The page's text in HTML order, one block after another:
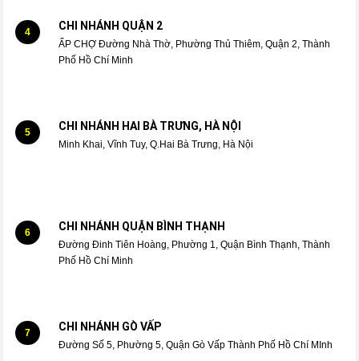
4 CHI NHÁNH QUẬN 2
ẤP CHỢ Đường Nhà Thờ, Phường Thủ Thiêm, Quận 2, Thành
Phố Hồ Chí Minh
5 CHI NHÁNH HAI BÀ TRƯNG, HÀ NỘI
Minh Khai, Vĩnh Tuy, Q.Hai Bà Trưng, Hà Nội
6 CHI NHÁNH QUẬN BÌNH THẠNH
Đường Đinh Tiên Hoàng, Phường 1, Quận Bình Thạnh, Thành
Phố Hồ Chí Minh
7 CHI NHÁNH GÒ VẤP
Đường Số 5, Phường 5, Quận Gò Vấp Thành Phố Hồ Chí MInh